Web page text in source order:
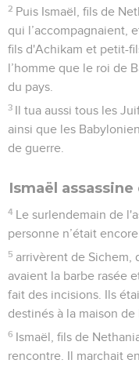
2 Puis Ismaël, fils de
qui l’accompagnaient,
fils d'Achikam et petit-
l’homme que le roi de
du pays.
3 Il tua aussi tous les
ainsi que les
de guerre.
Ismaël
4 Le surlendemain de
personne n’était
5 arrivèrent de Sichem,
avaient la barbe rasée
fait des incisions. Ils
destinés à la maison de
6 Ismaël, fils de
rencontre. Il marchait